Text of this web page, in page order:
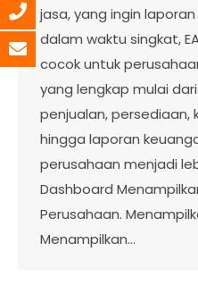
jasa, yang ingin
dalam waktu singkat,
cocok untuk
yang lengkap mulai
penjualan, persediaan,
hingga laporan
perusahaan menjadi
Dashboard
Perusahaan.
Menampilkan…